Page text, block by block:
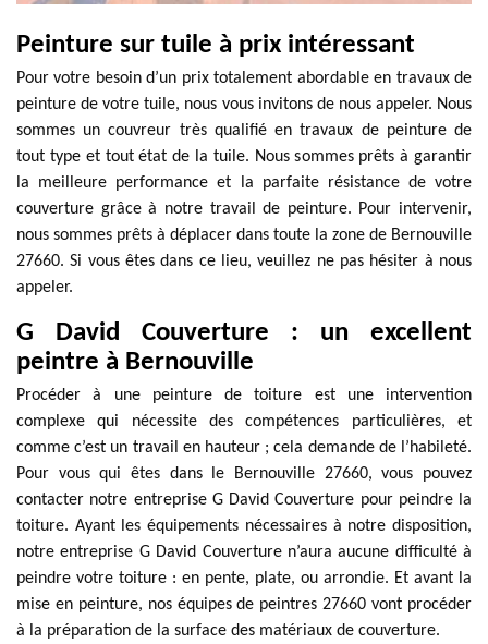
Peinture sur tuile à prix intéressant
Pour votre besoin d’un prix totalement abordable en travaux de
peinture de votre tuile, nous vous invitons de nous appeler. Nous
sommes un couvreur très qualifié en travaux de peinture de
tout type et tout état de la tuile. Nous sommes prêts à garantir
la meilleure performance et la parfaite résistance de votre
couverture grâce à notre travail de peinture. Pour intervenir,
nous sommes prêts à déplacer dans toute la zone de Bernouville
27660. Si vous êtes dans ce lieu, veuillez ne pas hésiter à nous
appeler.
G David Couverture : un excellent
peintre à Bernouville
Procéder à une peinture de toiture est une intervention
complexe qui nécessite des compétences particulières, et
comme c’est un travail en hauteur ; cela demande de l’habileté.
Pour vous qui êtes dans le Bernouville 27660, vous pouvez
contacter notre entreprise G David Couverture pour peindre la
toiture. Ayant les équipements nécessaires à notre disposition,
notre entreprise G David Couverture n’aura aucune difficulté à
peindre votre toiture : en pente, plate, ou arrondie. Et avant la
mise en peinture, nos équipes de peintres 27660 vont procéder
à la préparation de la surface des matériaux de couverture.